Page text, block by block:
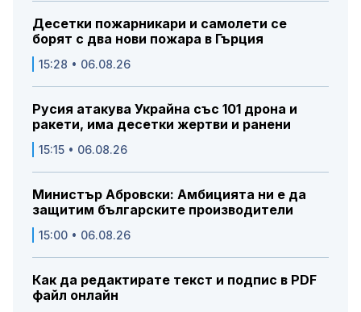
Десетки пожарникари и самолети се
борят с два нови пожара в Гърция
15:28 • 06.08.26
Русия атакува Украйна със 101 дрона и
ракети, има десетки жертви и ранени
15:15 • 06.08.26
Министър Абровски: Амбицията ни е да
защитим българските производители
15:00 • 06.08.26
Как да редактирате текст и подпис в PDF
файл онлайн